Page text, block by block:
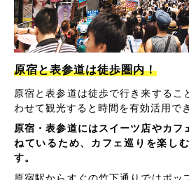
原宿と表参道は徒歩圏内！
原宿と表参道は徒歩で行き来するこ
わせて観光すると時間を有効活用で
原宿・表参道にはスイーツ店やカフ
ねているため、カフェ巡りを楽し
す。